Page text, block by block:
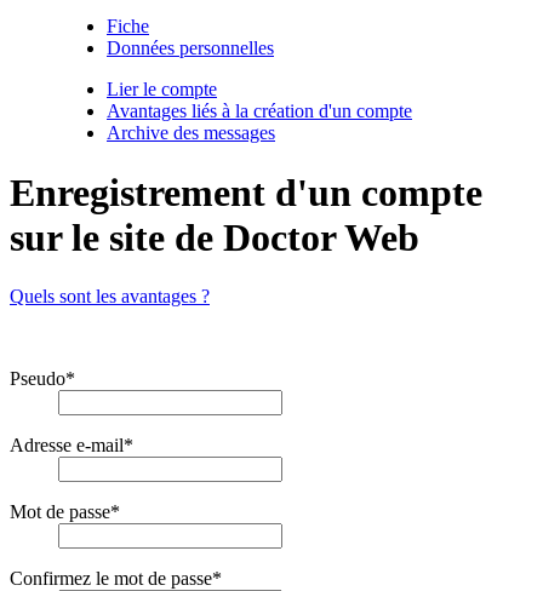
Fiche
Données personnelles
Lier le compte
Avantages liés à la création d'un compte
Archive des messages
Enregistrement d'un compte
sur le site de Doctor Web
Quels sont les avantages ?
Pseudo*
Adresse e-mail*
Mot de passe*
Confirmez le mot de passe*